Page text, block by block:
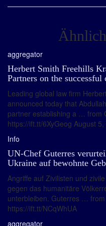
aggregator
Herbert Smith Freehills
Partners on the
Leading global law firm
announced today that
partner establishing a … from
https://ift.tt/6XyGeog August
Info
UN-Chef Guterres
Ukraine auf bewohnte
Angriffe auf Zivilisten und
gegen das humanitäre
unterbleiben. Guterres …
https://ift.tt/NCqWhUA
aggregator